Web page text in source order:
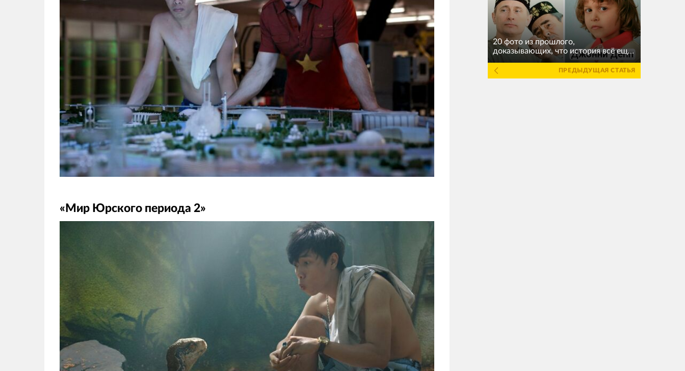
«Мир Юрского периода 2»
20 фото из прошлого,
доказывающих, что история всё ещ...
ПРЕДЫДУЩАЯ СТАТЬЯ